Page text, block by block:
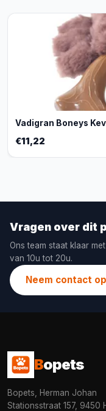
Vadigran Boneys
€11,22
Vragen over dit
Ons team staat klaar
van 10u tot 20u.
Neem contact op
Bopets
Bopets, Herman Johan
Stationsstraat 157, 9450